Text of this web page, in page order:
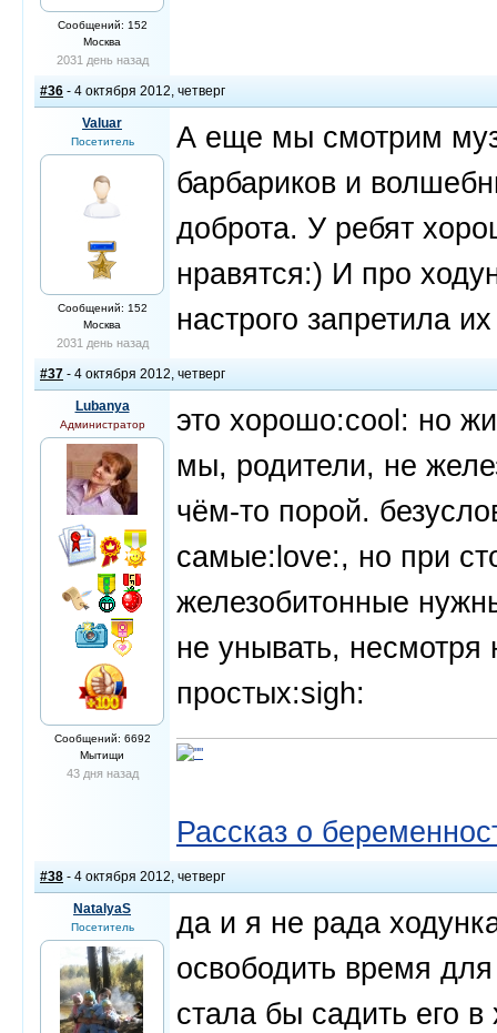
Сообщений: 152
Москва
2031 день назад
#36 - 4 октября 2012, четверг
Valuar
Посетитель
Сообщений: 152
Москва
2031 день назад
А еще мы смотрим
барбариков и
доброта. У ребят
нравятся:) И про
настрого запретила
#37 - 4 октября 2012, четверг
Lubanya
Администратор
Сообщений: 6692
Мытищи
43 дня назад
это хорошо:cool: но
мы, родители, не
чём-то порой.
самые:love:, но при
железобитонные
не унывать, несмотря
простых:sigh:
Рассказ о
#38 - 4 октября 2012, четверг
NatalyaS
Посетитель
да и я не рада
освободить время
стала бы садить его